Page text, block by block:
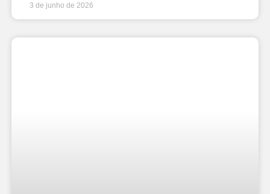
3 de junho de 2026